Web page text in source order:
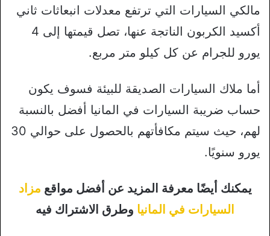
مالكي السيارات التي ترتفع معدلات انبعاثات ثاني
أكسيد الكربون الناتجة عنها، تصل قيمتها إلى 4
يورو للجرام عن كل كيلو متر مربع.
أما ملاك السيارات الصديقة للبيئة فسوف يكون
حساب ضريبة السيارات في المانيا أفضل بالنسبة
لهم، حيث سيتم مكافأتهم بالحصول على حوالي 30
يورو سنويًا.
يمكنك أيضًا معرفة المزيد عن أفضل مواقع مزاد
السيارات في المانيا وطرق الاشتراك فيه